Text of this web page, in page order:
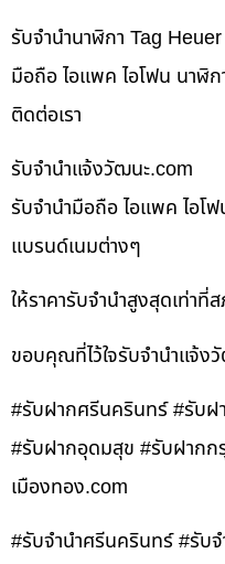
รับจำนำนาฬิกา Tag
มือถือ ไอแพค ไอโฟน นาฬิ
ติดต่อเรา
รับจํานําแจ้งวัฒนะ.com
รับจำนำมือถือ ไอแพค ไอโ
แบรนด์เนมต่างๆ
ให้ราคารับจำนำสูงสุดเท่า
ขอบคุณที่ไว้ใจรับจำนำแจ้ง
#รับฝากศรีนครินทร์ #รับ
#รับฝากอุดมสุข #รับฝากก
เมืองทอง.com
#รับจำนำศรีนครินทร์ #รับ